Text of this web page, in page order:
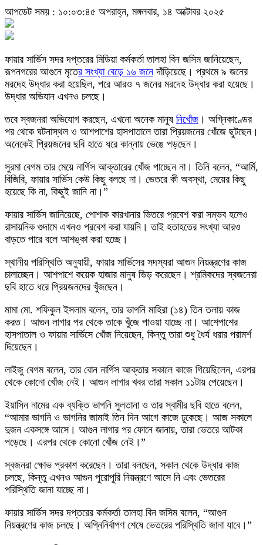
আপডেট সময় : ১০:০৩:৪৫ অপরাহ্ন, মঙ্গলবার, ১৪ অক্টোবর ২০২৫
ফায়ার সার্ভিস সদর দপ্তরের মিডিয়া কর্মকর্তা তালহা বিন জসিম জানিয়েছেন,
রূপনগরের আগুনে মৃতের সংখ্যা বেড়ে ১৬ জনে দাঁড়িয়েছে। প্রথমে ৯ জনের
মরদেহ উদ্ধার করা হয়েছিল, পরে আরও ৭ জনের মরদেহ উদ্ধার করা হয়েছে।
উদ্ধার অভিযান এখনও চলছে।
তবে স্বজনরা অভিযোগ করছেন, এখনো অনেক মানুষ নিখোঁজ । অগ্নিকাণ্ডের
পর থেকে ঘটনাস্থল ও আশপাশের হাসপাতালে তারা প্রিয়জনের খোঁজে ছুটছেন।
অনেকেই প্রিয়জনের ছবি হাতে ধরে কান্নায় ভেঙে পড়ছেন।
সুরমা বেগম তার মেয়ে নার্গিস আক্তারের খোঁজ পাচ্ছেন না। তিনি বলেন, “আর্মি,
বিজিবি, ফায়ার সার্ভিস কেউ কিছু বলছে না। ভেতরে কী অবস্থা, মেয়ের কিছু
হয়েছে কি না, কিছুই জানি না।”
ফায়ার সার্ভিস জানিয়েছে, পোশাক কারখানার ভিতরে প্রবেশ করা সম্ভব হলেও
রাসায়নিক গুদামে এখনও প্রবেশ করা যায়নি। তাই হতাহতের সংখ্যা আরও
বাড়তে পারে বলে আশঙ্কা করা হচ্ছে।
স্থানীয় পরিস্থিতি অনুযায়ী, ফায়ার সার্ভিসের সদস্যরা আগুন নিয়ন্ত্রণের কাজ
চালাচ্ছেন। আশপাশে কয়েক হাজার মানুষ ভিড় করেছেন। শ্রমিকদের স্বজনেরা
ছবি হাতে ধরে প্রিয়জনদের খুঁজছেন।
মামা মো. শফিকুল ইসলাম বলেন, তার ভাগনি মাহিরা (১৪) তিন তলায় কাজ
করত। আগুন লাগার পর থেকে তাকে খুঁজে পাওয়া যাচ্ছে না। আশেপাশের
হাসপাতাল ও ফায়ার সার্ভিসে খোঁজ নিয়েছেন, কিন্তু তারা শুধু ধৈর্য ধরার পরামর্শ
দিয়েছেন।
লাইজু বেগম বলেন, তার বোন নার্গিস আক্তার সকালে কাজে গিয়েছিলেন, এরপর
থেকে কোনো খোঁজ নেই। আগুন লাগার খবর তারা সকাল ১১টায় পেয়েছেন।
ইয়াসিন নামের এক ব্যক্তি ভাগনি সুলতানা ও তার স্বামীর ছবি হাতে বলেন,
“আমার ভাগনি ও ভাগনির জামাই তিন দিন আগে কাজে ঢুকেছে। আজ সকালে
দুজন একসঙ্গে আসে। আগুন লাগার পর ফোনে জানায়, তারা ভেতরে আটকা
পড়েছে। এরপর থেকে কোনো খোঁজ নেই।”
স্বজনরা ক্ষোভ প্রকাশ করেছেন। তারা বলছেন, সকাল থেকে উদ্ধার কাজ
চলছে, কিন্তু এখনও আগুন পুরোপুরি নিয়ন্ত্রণে আসে নি এবং ভেতরের
পরিস্থিতি জানা যাচ্ছে না।
ফায়ার সার্ভিস সদর দপ্তরের কর্মকর্তা তালহা বিন জসিম বলেন, “আগুন
নিয়ন্ত্রণের কাজ চলছে। অগ্নিনির্বাপণ শেষে ভেতরের পরিস্থিতি জানা যাবে।”